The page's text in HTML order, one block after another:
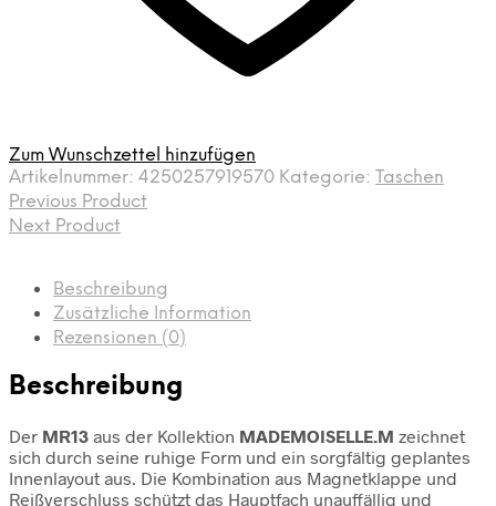
Zum Wunschzettel hinzufügen
Artikelnummer: 4250257919570 Kategorie: Taschen
Previous Product
Next Product
Beschreibung
Zusätzliche Information
Rezensionen (0)
Beschreibung
Der MR13 aus der Kollektion MADEMOISELLE.M zeichnet
sich durch seine ruhige Form und ein sorgfältig geplantes
Innenlayout aus. Die Kombination aus Magnetklappe und
Reißverschluss schützt das Hauptfach unauffällig und